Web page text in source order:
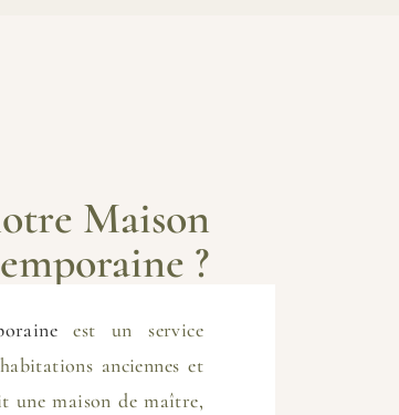
Maison
?
est un service
anciennes et
une maison de maître,